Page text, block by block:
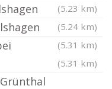
(5.23 km)
(5.24 km)
(5.31 km)
(5.31 km)